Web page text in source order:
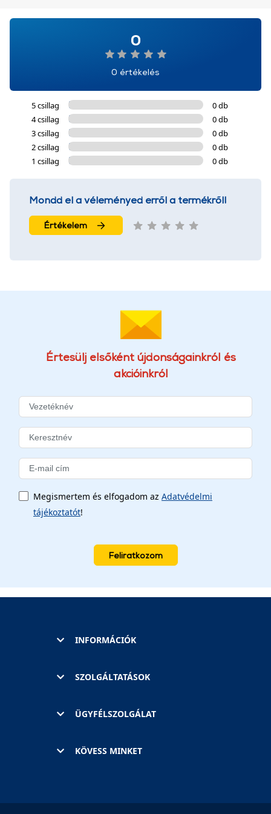
0
0 értékelés
5 csillag
0 db
4 csillag
0 db
3 csillag
0 db
2 csillag
0 db
1 csillag
0 db
Mondd el a véleményed erről a termékről!
Értékelem
Értesülj elsőként újdonságainkról és
akcióinkról
Megismertem és elfogadom az Adatvédelmi
tájékoztatót!
Feliratkozom
INFORMÁCIÓK
SZOLGÁLTATÁSOK
ÜGYFÉLSZOLGÁLAT
KÖVESS MINKET